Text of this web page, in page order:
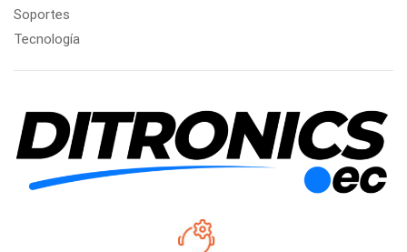
Soportes
Tecnología